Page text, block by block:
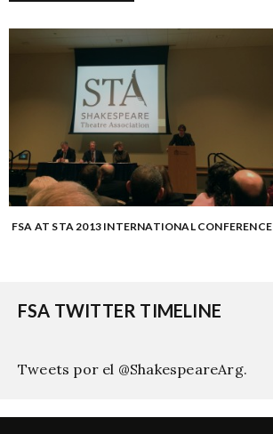
FSA AT STA 2013 INTERNATIONAL CONFERENCE
FSA TWITTER TIMELINE
Tweets por el @ShakespeareArg.